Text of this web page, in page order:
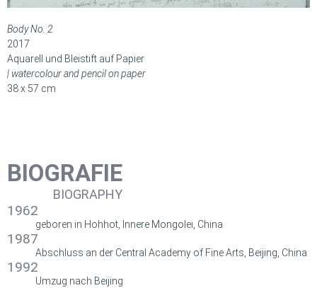
Body No. 2
2017
Aquarell und Bleistift auf Papier
| watercolour and pencil on paper
38 x 57 cm
BIOGRAFIE
BIOGRAPHY
1962
geboren in Hohhot, Innere Mongolei, China
1987
Abschluss an der Central Academy of Fine Arts, Beijing, China
1992
Umzug nach Beijing